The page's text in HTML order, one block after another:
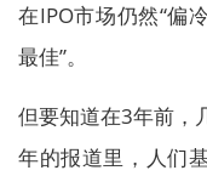
在IPO市场仍然“偏
最佳”。
但要知道在3年前，
年的报道里，人们